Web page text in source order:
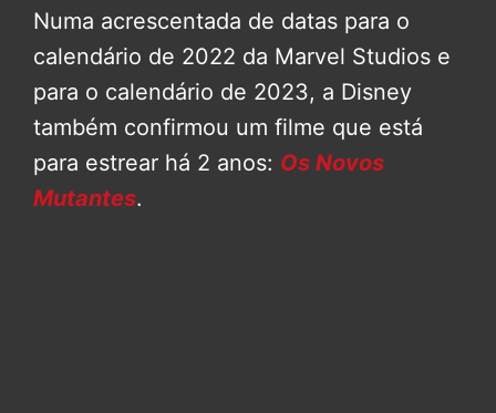
Numa acrescentada de datas para o
calendário de 2022 da Marvel Studios e
para o calendário de 2023, a Disney
também confirmou um filme que está
para estrear há 2 anos: Os Novos
Mutantes.